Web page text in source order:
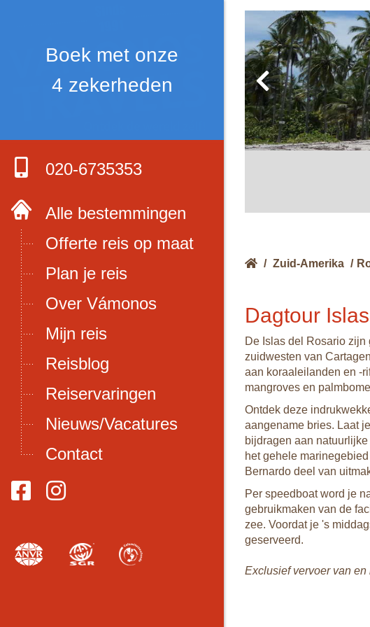
Boek met onze
4 zekerheden
020-6735353
Alle bestemmingen
Offerte reis op maat
Plan je reis
Over Vámonos
Mijn reis
Reisblog
Reiservaringen
Nieuws/Vacatures
Contact
/ Zuid-Amerika /
Dagtour
De Islas del Rosario zijn
zuidwesten van
aan koraaleilanden en -
mangroves en
Ontdek deze
aangename bries. Laat
bijdragen aan
het gehele
Bernardo deel van
Per speedboat word je
gebruikmaken van de
zee. Voordat je 's
geserveerd.
Exclusief vervoer van